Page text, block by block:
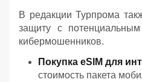
В редакции Турпрома
защиту с
кибермошенников.
Покупка eSIM для
стоимость пакета